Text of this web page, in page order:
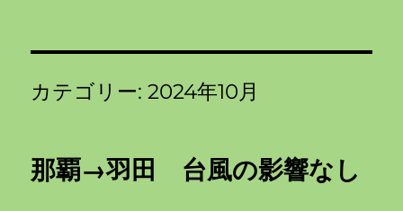
カテゴリー:2024年10月
那覇→羽田 台風の影響なし